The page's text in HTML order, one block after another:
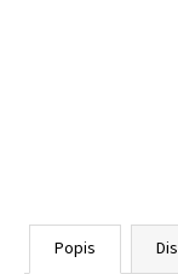
Popis